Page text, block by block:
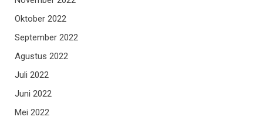
Oktober 2022
September 2022
Agustus 2022
Juli 2022
Juni 2022
Mei 2022